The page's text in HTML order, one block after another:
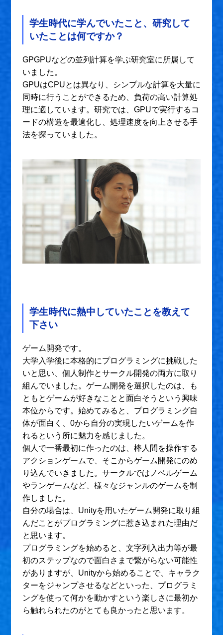
学生時代に学んでいたこと、研究して
いたことは何ですか？
GPGPUなどの並列計算を学ぶ研究室に所属して
いました。
GPUはCPUとは異なり、シンプルな計算を大量に
同時に行うことができるため、負荷の高い計算処
理に適しています。研究では、GPUで実行するコ
ードの構造を最適化し、処理速度を向上させる手
法を探っていました。
学生時代に熱中していたことを教えて
下さい
ゲーム開発です。
大学入学後に本格的にプログラミングに挑戦した
いと思い、個人制作とサークル開発の両方に取り
組んでいました。ゲーム開発を選択したのは、も
ともとゲームが好きなことと面白そうという興味
本位からです。始めてみると、プログラミング自
体が面白く、0から自分の実現したいゲームを作
れるという所に魅力を感じました。
個人で一番最初に作ったのは、棒人間を操作する
アクションゲームで、そこからゲーム開発にのめ
り込んでいきました。サークルではノベルゲーム
やランゲームなど、様々なジャンルのゲームを制
作しました。
自分の場合は、Unityを用いたゲーム開発に取り組
んだことがプログラミングに惹き込まれた理由だ
と思います。
プログラミングを始めると、文字列入出力等が最
初のステップなので面白さまで繋がらない可能性
がありますが、Unityから始めることで、キャラク
ターをジャンプさせるなどといった、プログラミ
ングを使って何かを動かすという楽しさに最初か
ら触れられたのがとても良かったと思います。